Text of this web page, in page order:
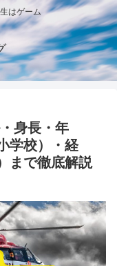
はゲーム
身長・年
学校）・経
まで徹底解説